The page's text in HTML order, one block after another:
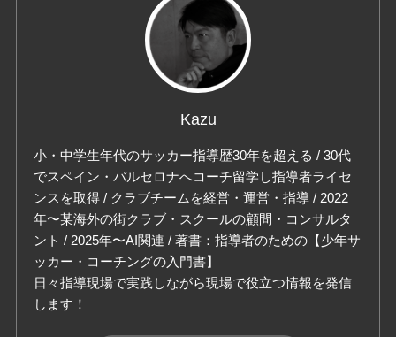
Kazu
小・中学生年代のサッカー指導歴30年を超える / 30代
でスペイン・バルセロナへコーチ留学し指導者ライセ
ンスを取得 / クラブチームを経営・運営・指導 / 2022
年〜某海外の街クラブ・スクールの顧問・コンサルタ
ント / 2025年〜AI関連 / 著書：指導者のための【少年サ
ッカー・コーチングの入門書】
日々指導現場で実践しながら現場で役立つ情報を発信
します！